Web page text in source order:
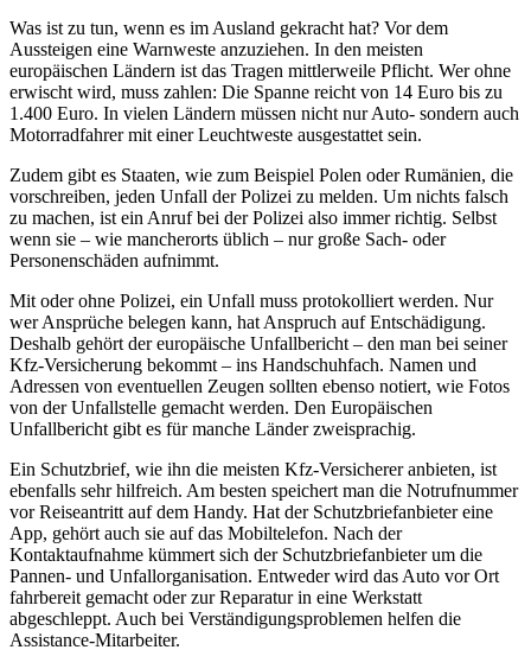
Was ist zu tun, wenn es im Ausland gekracht hat? Vor dem
Aussteigen eine Warnweste anzuziehen. In den meisten
europäischen Ländern ist das Tragen mittlerweile Pflicht. Wer ohne
erwischt wird, muss zahlen: Die Spanne reicht von 14 Euro bis zu
1.400 Euro. In vielen Ländern müssen nicht nur Auto- sondern auch
Motorradfahrer mit einer Leuchtweste ausgestattet sein.
Zudem gibt es Staaten, wie zum Beispiel Polen oder Rumänien, die
vorschreiben, jeden Unfall der Polizei zu melden. Um nichts falsch
zu machen, ist ein Anruf bei der Polizei also immer richtig. Selbst
wenn sie – wie mancherorts üblich – nur große Sach- oder
Personenschäden aufnimmt.
Mit oder ohne Polizei, ein Unfall muss protokolliert werden. Nur
wer Ansprüche belegen kann, hat Anspruch auf Entschädigung.
Deshalb gehört der europäische Unfallbericht – den man bei seiner
Kfz-Versicherung bekommt – ins Handschuhfach. Namen und
Adressen von eventuellen Zeugen sollten ebenso notiert, wie Fotos
von der Unfallstelle gemacht werden. Den Europäischen
Unfallbericht gibt es für manche Länder zweisprachig.
Ein Schutzbrief, wie ihn die meisten Kfz-Versicherer anbieten, ist
ebenfalls sehr hilfreich. Am besten speichert man die Notrufnummer
vor Reiseantritt auf dem Handy. Hat der Schutzbriefanbieter eine
App, gehört auch sie auf das Mobiltelefon. Nach der
Kontaktaufnahme kümmert sich der Schutzbriefanbieter um die
Pannen- und Unfallorganisation. Entweder wird das Auto vor Ort
fahrbereit gemacht oder zur Reparatur in eine Werkstatt
abgeschleppt. Auch bei Verständigungsproblemen helfen die
Assistance-Mitarbeiter.